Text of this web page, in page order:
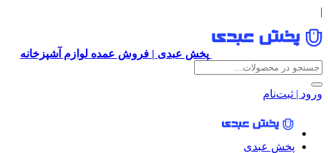
|
پخش عبدی | فروش عمده لوازم آشپزخانه
ورود | ثبت‌نام
پخش عبدی